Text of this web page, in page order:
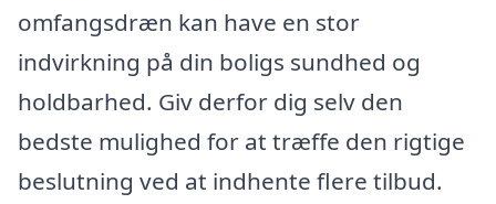
omfangsdræn kan have en stor
indvirkning på din boligs sundhed og
holdbarhed. Giv derfor dig selv den
bedste mulighed for at træffe den rigtige
beslutning ved at indhente flere tilbud.